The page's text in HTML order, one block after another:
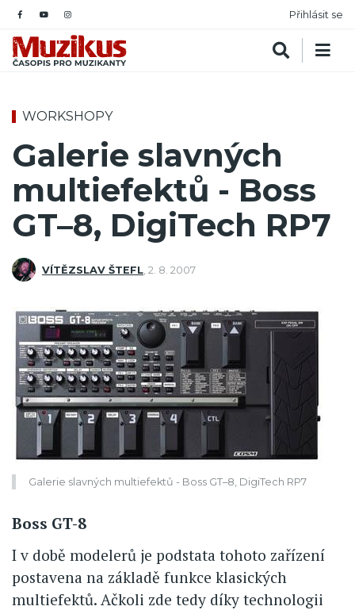
Přihlásit se
WORKSHOPY
Galerie slavných
multiefektů - Boss
GT–8, DigiTech RP7
VÍTĚZSLAV ŠTEFL 2. 8. 2007
Galerie slavných multiefektů - Boss GT–8, DigiTech RP7
Boss GT-8
I v době modelerů je podstata tohoto zařízení
postavena na základě funkce klasických
multiefektů. Ačkoli zde tedy díky technologii